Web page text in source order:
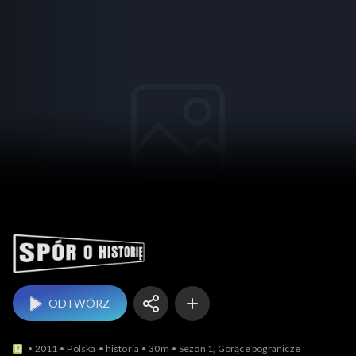
ODTWÓRZ
2011 Polska historia 30m Sezon 1, Gorące pogranicze